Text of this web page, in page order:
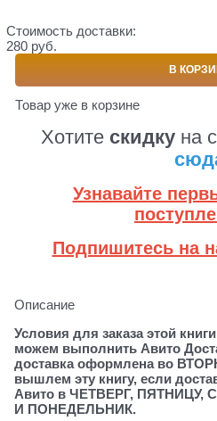
Стоимость доставки:
280 руб.
В
Товар уже в корзине
Хотите скидку на
Узнавайте
Подпишитесь на
Описание
Условия для заказа этой
можем выполнить Авито
доставка оформлена во
вышлем эту книгу, если
Авито в ЧЕТВЕРГ, ПЯТНИЦУ,
И ПОНЕДЕЛЬНИК.